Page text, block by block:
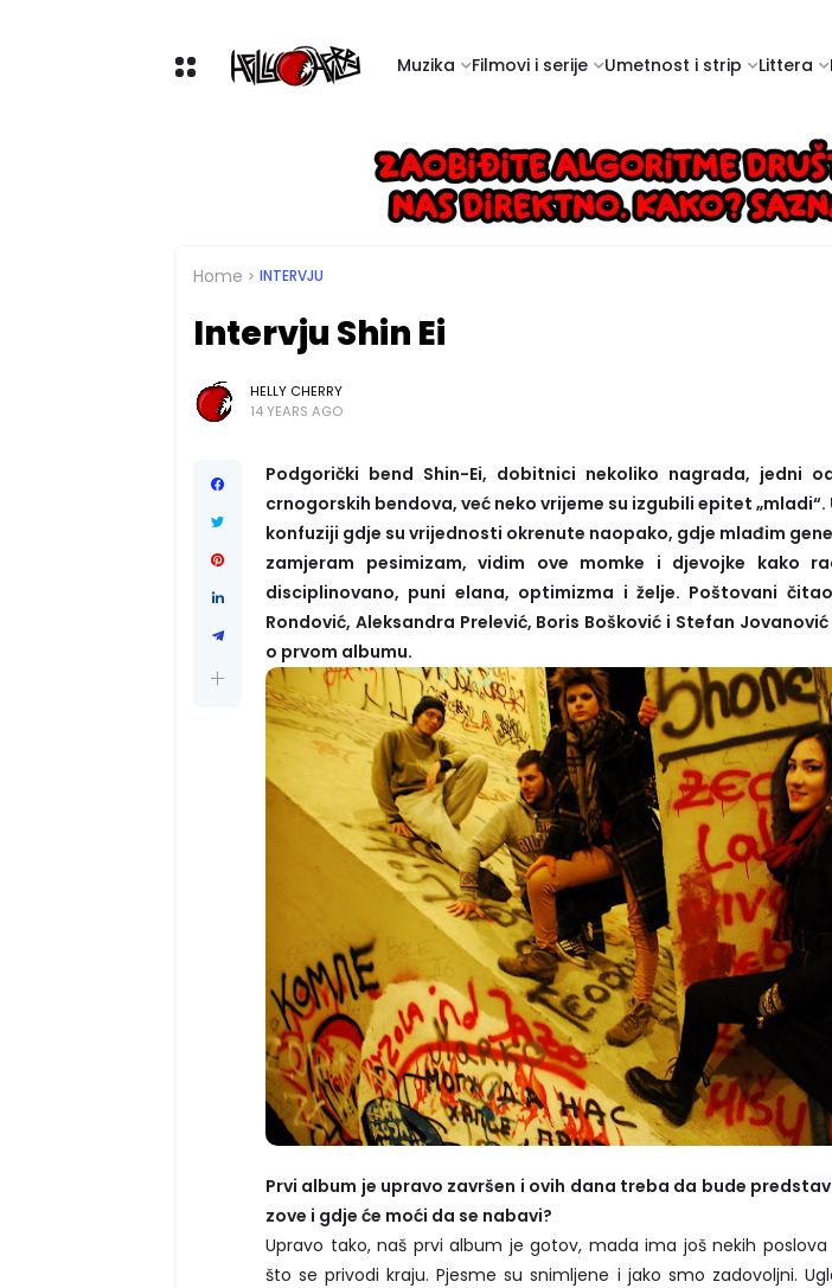
Muzika Filmovi i serije Umetnost i strip Littera
Home INTERVJU
Intervju Shin Ei
HELLY CHERRY
14 YEARS AGO
Podgorički bend Shin-Ei, dobitnici nekoliko nagrada, jedni
crnogorskih bendova, već neko vrijeme su izgubili epitet
konfuziji gdje su vrijednosti okrenute naopako, gdje mlađim
zamjeram pesimizam, vidim ove momke i djevojke kako
disciplinovano, puni elana, optimizma i želje. Poštovani
Rondović, Aleksandra Prelević, Boris Bošković i Stefan
o prvom albumu.
Prvi album je upravo završen i ovih dana treba da bude
zove i gdje će moći da se nabavi?
Upravo tako, naš prvi album je gotov, mada ima još nekih
što se privodi kraju. Pjesme su snimljene i jako smo zadovoljni.